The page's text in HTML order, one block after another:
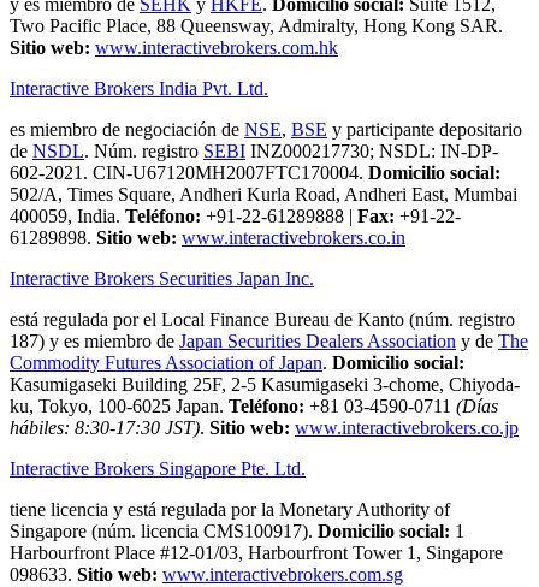
y es miembro de SEHK y HKFE. Domicilio social: Suite 1512,
Two Pacific Place, 88 Queensway, Admiralty, Hong Kong SAR.
Sitio web: www.interactivebrokers.com.hk
Interactive Brokers India Pvt. Ltd.
es miembro de negociación de NSE, BSE y participante depositario
de NSDL. Núm. registro SEBI INZ000217730; NSDL: IN-DP-
602-2021. CIN-U67120MH2007FTC170004. Domicilio social:
502/A, Times Square, Andheri Kurla Road, Andheri East, Mumbai
400059, India. Teléfono: +91-22-61289888 | Fax: +91-22-
61289898. Sitio web: www.interactivebrokers.co.in
Interactive Brokers Securities Japan Inc.
está regulada por el Local Finance Bureau de Kanto (núm. registro
187) y es miembro de Japan Securities Dealers Association y de The
Commodity Futures Association of Japan. Domicilio social:
Kasumigaseki Building 25F, 2-5 Kasumigaseki 3-chome, Chiyoda-
ku, Tokyo, 100-6025 Japan. Teléfono: +81 03-4590-0711 (Días
hábiles: 8:30-17:30 JST). Sitio web: www.interactivebrokers.co.jp
Interactive Brokers Singapore Pte. Ltd.
tiene licencia y está regulada por la Monetary Authority of
Singapore (núm. licencia CMS100917). Domicilio social: 1
Harbourfront Place #12-01/03, Harbourfront Tower 1, Singapore
098633. Sitio web: www.interactivebrokers.com.sg